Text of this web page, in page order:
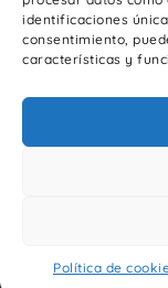
identificaciones
consentimiento,
características y
Política de
Política de
Advertencia
Política de
Política de